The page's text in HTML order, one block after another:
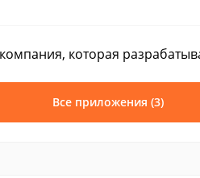
которая
Все приложения (3)